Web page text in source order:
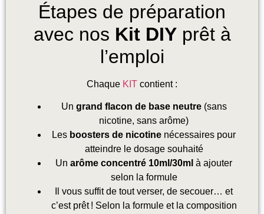
Étapes de préparation
avec nos Kit DIY prêt à
l’emploi
Chaque KIT contient :
Un grand flacon de base neutre(sans
nicotine, sans arôme)
Les boosters de nicotine nécessaires pour
atteindre le dosage souhaité
Un arôme concentré 10ml/30ml à ajouter
selon la formule
Il vous suffit de tout verser, de secouer… et
c’est prêt ! Selon la formule et la composition